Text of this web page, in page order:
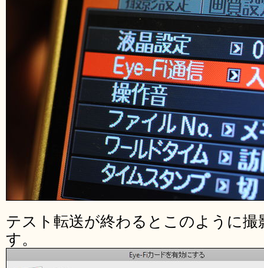
テスト転送が終わるとこのように
す。